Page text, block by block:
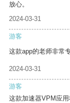
放心。
2024-03-31
游客
这款app的老师非常
2024-03-31
游客
这款加速器VPM应